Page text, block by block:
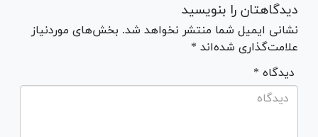
دیدگاهتان را بنویسید
نشانی ایمیل شما منتشر نخواهد شد. بخش‌های موردنیاز
علامت‌گذاری شده‌اند *
* دیدگاه